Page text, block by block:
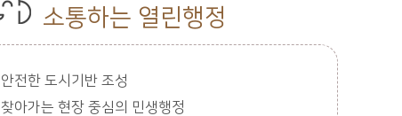
소통하는 열린행정
안전한 도시기반 조성
찾아가는 현장 중심의 민생행정